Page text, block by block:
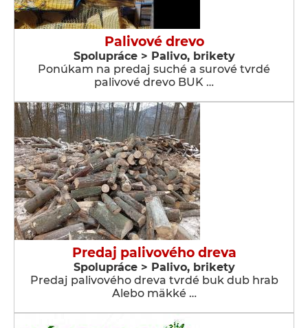
Palivové drevo
Spolupráce > Palivo, brikety
Ponúkam na predaj suché a surové tvrdé
palivové drevo BUK …
Predaj palivového dreva
Spolupráce > Palivo, brikety
Predaj palivového dreva tvrdé buk dub hrab
Alebo mäkké …